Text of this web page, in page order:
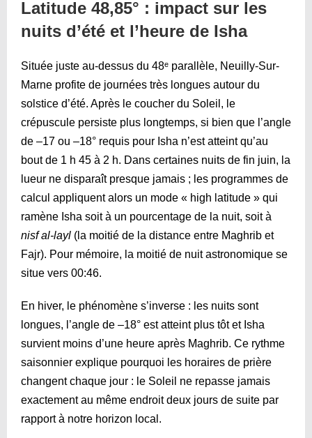
Latitude 48,85° : impact sur les
nuits d’été et l’heure de Isha
Située juste au-dessus du 48ᵉ parallèle, Neuilly-Sur-
Marne profite de journées très longues autour du
solstice d’été. Après le coucher du Soleil, le
crépuscule persiste plus longtemps, si bien que l’angle
de –17 ou –18° requis pour Isha n’est atteint qu’au
bout de 1 h 45 à 2 h. Dans certaines nuits de fin juin, la
lueur ne disparaît presque jamais ; les programmes de
calcul appliquent alors un mode « high latitude » qui
ramène Isha soit à un pourcentage de la nuit, soit à
nisf al-layl (la moitié de la distance entre Maghrib et
Fajr). Pour mémoire, la moitié de nuit astronomique se
situe vers 00:46.
En hiver, le phénomène s’inverse : les nuits sont
longues, l’angle de –18° est atteint plus tôt et Isha
survient moins d’une heure après Maghrib. Ce rythme
saisonnier explique pourquoi les horaires de prière
changent chaque jour : le Soleil ne repasse jamais
exactement au même endroit deux jours de suite par
rapport à notre horizon local.